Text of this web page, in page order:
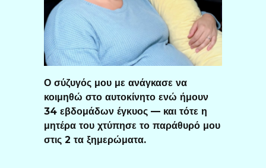
Ο σύζυγός μου με ανάγκασε να
κοιμηθώ στο αυτοκίνητο ενώ ήμουν
34 εβδομάδων έγκυος — και τότε η
μητέρα του χτύπησε το παράθυρό μου
στις 2 τα ξημερώματα.